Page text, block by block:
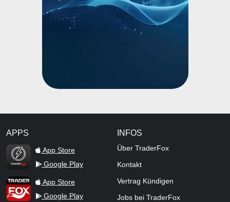
APPS
TraderFox Flash
App Store
Google Play
TraderFox AppApp Store
Google Play
INFOS
Über TraderFox
Kontakt
Vertrag Kündigen
Jobs bei TraderFox